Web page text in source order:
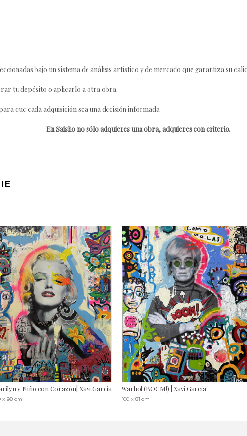
bajo un sistema de análisis artístico y de mercado que garantiza su
tu depósito o aplicarlo a otra obra.
que cada adquisición sea una decisión informada.
En Saisho no sólo adquieres una obra, adquieres con criterio.
y Niño con Corazón| Xavi García
x 98 cm
Warhol (BOOM!) | Xavi García
100 x 81 cm